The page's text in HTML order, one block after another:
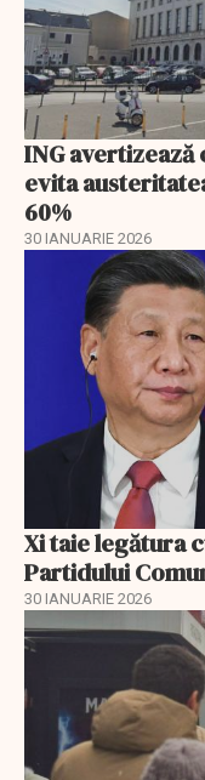
ING avertizează
evita
60%
30 IANUARIE 2026
Xi taie legătura
Partidului
30 IANUARIE 2026